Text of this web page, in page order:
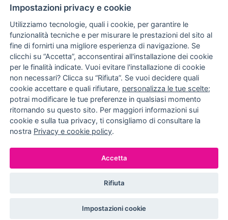
iscriviti alla newsletter
per tutti gli ordini
NUCCIA COSTANTINO
via Argiro 112/114 - 70122 Bari
+39 080 990 9118
+39 391 72 89 930
METODI DI PAGAMENTO
P.IVA: 05524540720
Impostazioni privacy e cookie
Utilizziamo tecnologie, quali i cookie, per garantire le
funzionalità tecniche e per misurare le prestazioni del sito al
fine di fornirti una migliore esperienza di navigazione. Se
clicchi su “Accetta”, acconsentirai all'installazione dei cookie
per le finalità indicate. Vuoi evitare l'installazione di cookie
non necessari? Clicca su “Rifiuta”. Se vuoi decidere quali
cookie accettare e quali rifiutare, personalizza le tue scelte;
potrai modificare le tue preferenze in qualsiasi momento
ritornando su questo sito. Per maggiori informazioni sui
cookie e sulla tua privacy, ti consigliamo di consultare la
nostra Privacy e cookie policy.
Accetta
Rifiuta
Impostazioni cookie